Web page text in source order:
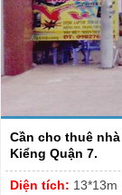
Cần cho thuê
Kiểng Quận 7.
Diện tích: 13*13m